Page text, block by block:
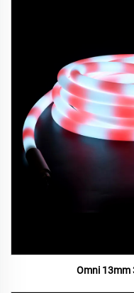
Omni 13mm